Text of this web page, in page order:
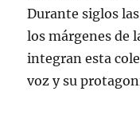
Durante siglos
los márgenes de
integran esta
voz y su